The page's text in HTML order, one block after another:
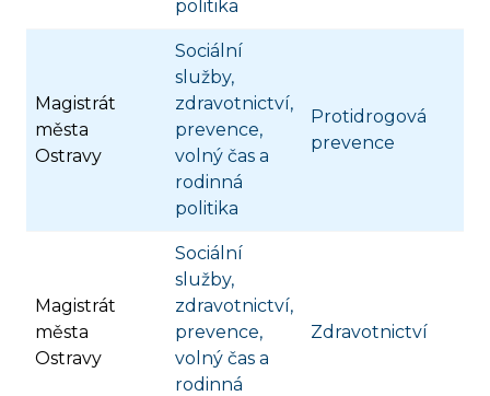
politika
Magistrát
města
Ostravy
Sociální
služby,
zdravotnictví,
prevence,
volný čas a
rodinná
politika
Protidrogová
prevence
Magistrát
města
Ostravy
Sociální
služby,
zdravotnictví,
prevence,
volný čas a
rodinná
Zdravotnictví